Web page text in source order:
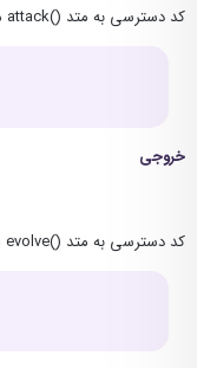
کد دسترسی به متد ()attack مرتبط به شی pk1:
خروجی
کد دسترسی به متد ()evolve مرتبط به شی pk1: